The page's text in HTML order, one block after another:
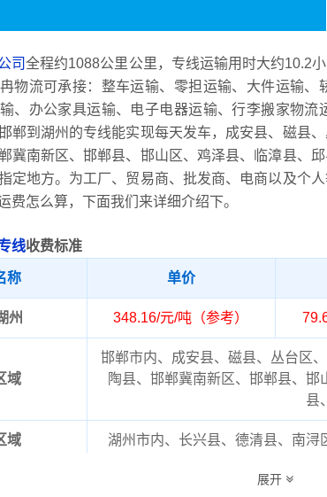
司全程约1088公里公里，专线运输用时大约10.2
物流可承接：整车运输、零担运输、大件运输
、办公家具运输、电子电器运输、行李搬家物
郸到湖州的专线能实现每天发车，成安县、磁县
冀南新区、邯郸县、邯山区、鸡泽县、临漳县、
定地方。为工厂、贸易商、批发商、电商以及个
费怎么算，下面我们来详细介绍下。
线收费标准
称 单价
州 348.16/元/吨（参考）
域
邯郸市内、成安县、磁县、丛台区
陶县、邯郸冀南新区、邯郸县、
县
域 湖州市内、长兴县、德清县、南浔
以上邯郸到湖州物流专线的费用为
展开